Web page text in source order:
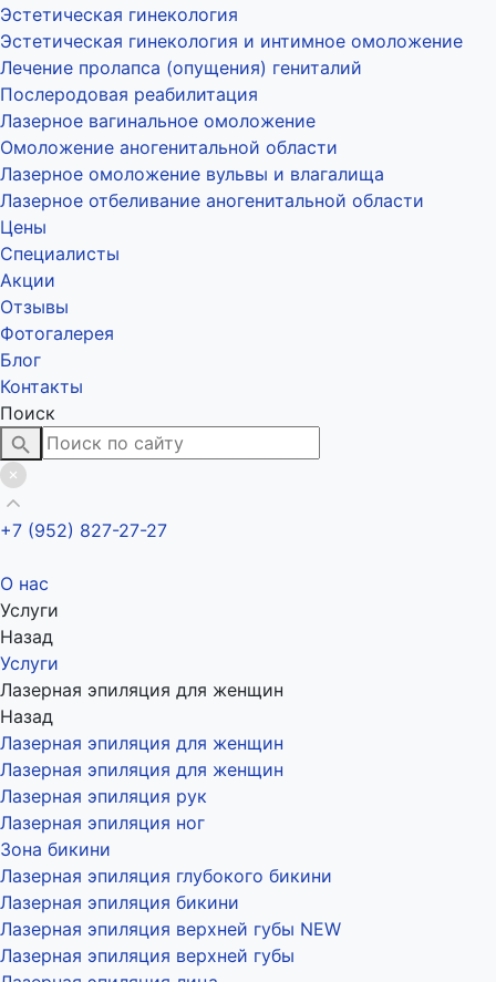
Эстетическая гинекология
Эстетическая гинекология и интимное омоложение
Лечение пролапса (опущения) гениталий
Послеродовая реабилитация
Лазерное вагинальное омоложение
Омоложение аногенитальной области
Лазерное омоложение вульвы и влагалища
Лазерное отбеливание аногенитальной области
Цены
Специалисты
Акции
Отзывы
Фотогалерея
Блог
Контакты
Поиск
+7 (952) 827-27-27
О нас
Услуги
Назад
Услуги
Лазерная эпиляция для женщин
Назад
Лазерная эпиляция для женщин
Лазерная эпиляция для женщин
Лазерная эпиляция рук
Лазерная эпиляция ног
Зона бикини
Лазерная эпиляция глубокого бикини
Лазерная эпиляция бикини
Лазерная эпиляция верхней губы NEW
Лазерная эпиляция верхней губы